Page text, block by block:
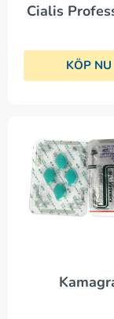
Cialis
KÖP NU